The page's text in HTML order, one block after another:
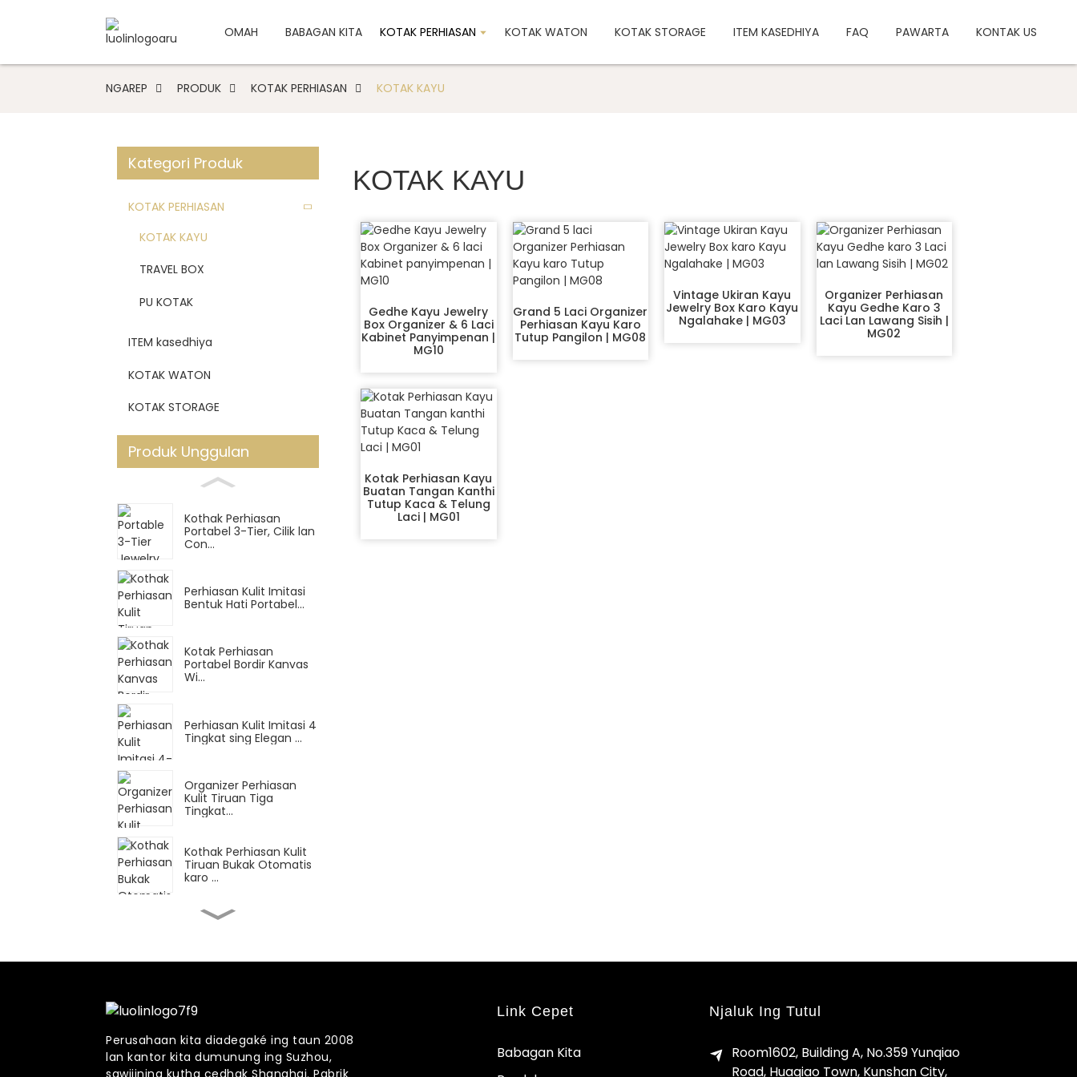
OMAH BABAGAN KITA KOTAK PERHIASAN KOTAK WATON KOTAK STORAGE ITEM KASEDHIYA FAQ PAWARTA KONTAK US
NGAREP PRODUK KOTAK PERHIASAN KOTAK KAYU
Kategori Produk
KOTAK PERHIASAN
KOTAK KAYU
TRAVEL BOX
PU KOTAK
ITEM kasedhiya
KOTAK WATON
KOTAK STORAGE
Produk Unggulan
Kothak Perhiasan
Portabel 3-Tier, Cilik lan
Con...
Perhiasan Kulit Imitasi
Bentuk Hati Portabel...
Kotak Perhiasan
Portabel Bordir Kanvas
Wi...
Perhiasan Kulit Imitasi 4
Tingkat sing Elegan ...
Organizer Perhiasan
Kulit Tiruan Tiga
Tingkat...
Kothak Perhiasan Kulit
Tiruan Bukak Otomatis
karo ...
Perhiasan Puteran
elegan kanthi ...
Kabinet Perhiasan Kayu
Agung kanthi 7 Rotati ...
KOTAK KAYU
Gedhe Kayu Jewelry
Box Organizer & 6 Laci
Kabinet Panyimpenan |
MG10
Grand 5 Laci Organizer
Perhiasan Kayu Karo
Tutup Pangilon | MG08
Vintage Ukiran Kayu
Jewelry Box Karo Kayu
Ngalahake | MG03
Organizer Perhiasan
Kayu Gedhe Karo 3
Laci Lan Lawang Sisih |
MG02
Kotak Perhiasan Kayu
Buatan Tangan Kanthi
Tutup Kaca & Telung
Laci | MG01
Perusahaan kita diadegaké ing taun 2008
lan kantor kita dumunung ing Suzhou,
Link Cepet
Babagan Kita
Njaluk Ing Tutul
Room1602, Building A, No.359 Yunqiao
Road, Huaqiao Town, Kunshan City,